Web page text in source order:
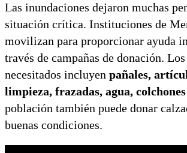
Las inundaciones dejaron muchas
situación crítica. Instituciones de
movilizan para proporcionar ayuda
través de campañas de donación.
necesitados incluyen pañales,
limpieza, frazadas, agua,
población también puede donar
buenas condiciones.